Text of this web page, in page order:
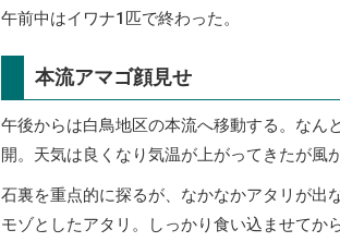
午前中はイワナ1匹で終わった。
本流アマゴ顔見せ
午後からは白鳥地区の本流へ移動する。なん
開。天気は良くなり気温が上がってきたが風
石裏を重点的に探るが、なかなかアタリが出
モゾとしたアタリ。しっかり食い込ませて